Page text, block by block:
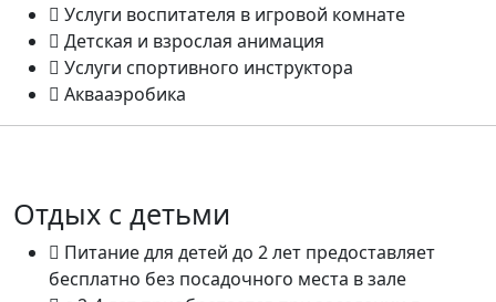
Услуги воспитателя в игровой комнате
Детская и взрослая анимация
Услуги спортивного инструктора
Аквааэробика
Отдых с детьми
Питание для детей до 2 лет предоставляет
бесплатно без посадочного места в зале